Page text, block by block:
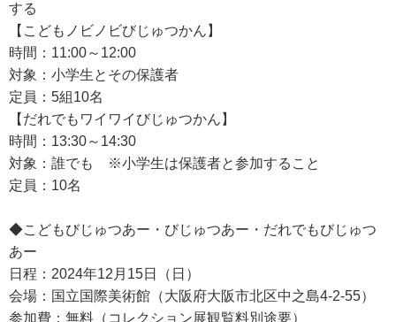
する
【こどもノビノビびじゅつかん】
時間：11:00～12:00
対象：小学生とその保護者
定員：5組10名
【だれでもワイワイびじゅつかん】
時間：13:30～14:30
対象：誰でも ※小学生は保護者と参加すること
定員：10名
◆こどもびじゅつあー・びじゅつあー・だれでもびじゅつ
あー
日程：2024年12月15日（日）
会場：国立国際美術館（大阪府大阪市北区中之島4-2-55）
参加費：無料（コレクション展観覧料別途要）